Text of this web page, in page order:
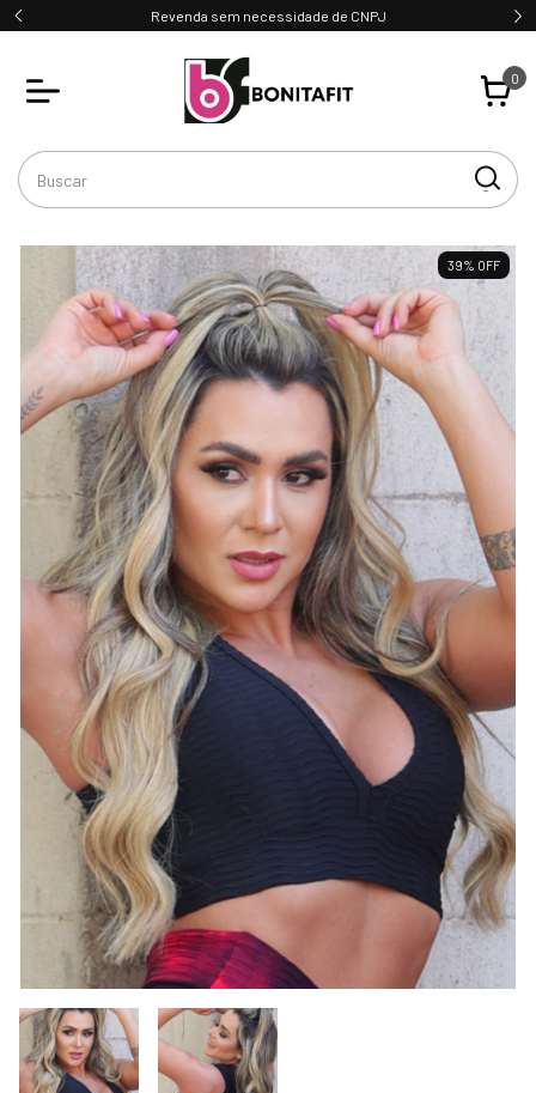
Revenda sem necessidade de CNPJ
0
39% OFF